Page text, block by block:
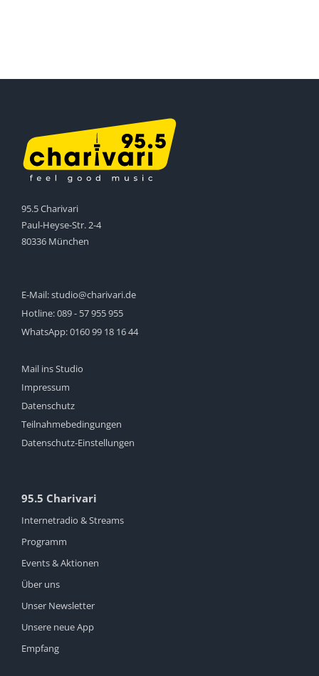
95.5 Charivari
Paul-Heyse-Str. 2-4
80336 München
E-Mail:studio@charivari.de
Hotline:089 - 57 955 955
WhatsApp:0160 99 18 16 44
Mail ins Studio
Impressum
Datenschutz
Teilnahmebedingungen
Datenschutz-Einstellungen
95.5 Charivari
Internetradio & Streams
Programm
Events & Aktionen
Über uns
Unser Newsletter
Unsere neue App
Empfang